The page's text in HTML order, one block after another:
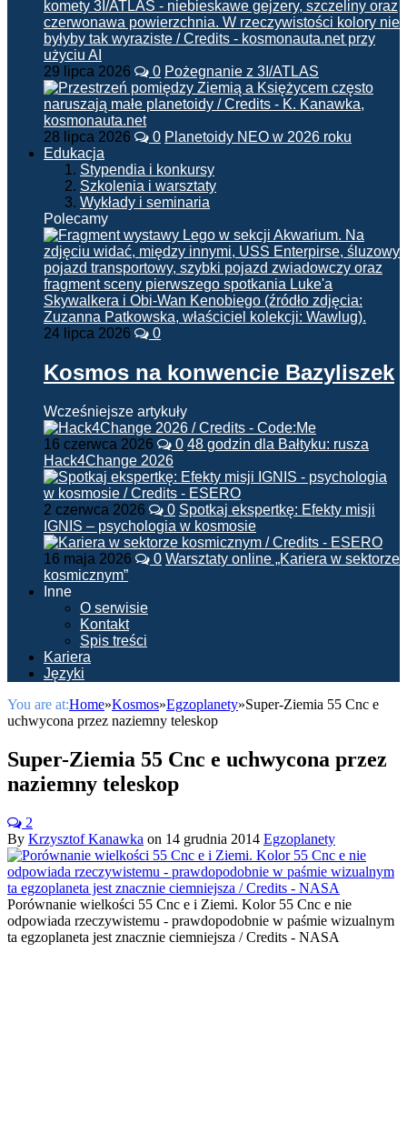
29 lipca 2026 0 Pożegnanie z 3I/ATLAS
28 lipca 2026 0 Planetoidy NEO w 2026 roku
Edukacja
Stypendia i konkursy
Szkolenia i warsztaty
Wykłady i seminaria
Polecamy
24 lipca 2026 0
Kosmos na konwencie Bazyliszek
Wcześniejsze artykuły
16 czerwca 2026 0 48 godzin dla Bałtyku: rusza
Hack4Change 2026
2 czerwca 2026 0 Spotkaj ekspertkę: Efekty misji
IGNIS – psychologia w kosmosie
16 maja 2026 0 Warsztaty online „Kariera w sektorze
kosmicznym”
Inne
O serwisie
Kontakt
Spis treści
Kariera
Języki
You are at:Home»Kosmos»Egzoplanety»Super-Ziemia 55 Cnc e
uchwycona przez naziemny teleskop
Super-Ziemia 55 Cnc e uchwycona przez
naziemny teleskop
2
By Krzysztof Kanawka on 14 grudnia 2014 Egzoplanety
Porównanie wielkości 55 Cnc e i Ziemi. Kolor 55 Cnc e nie
odpowiada rzeczywistemu - prawdopodobnie w paśmie wizualnym
ta egzoplaneta jest znacznie ciemniejsza / Credits - NASA